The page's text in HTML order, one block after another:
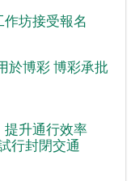
作坊接受報名
於博彩 博彩承批
提升通行效率
行封閉交通